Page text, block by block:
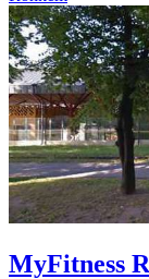
MyFitness